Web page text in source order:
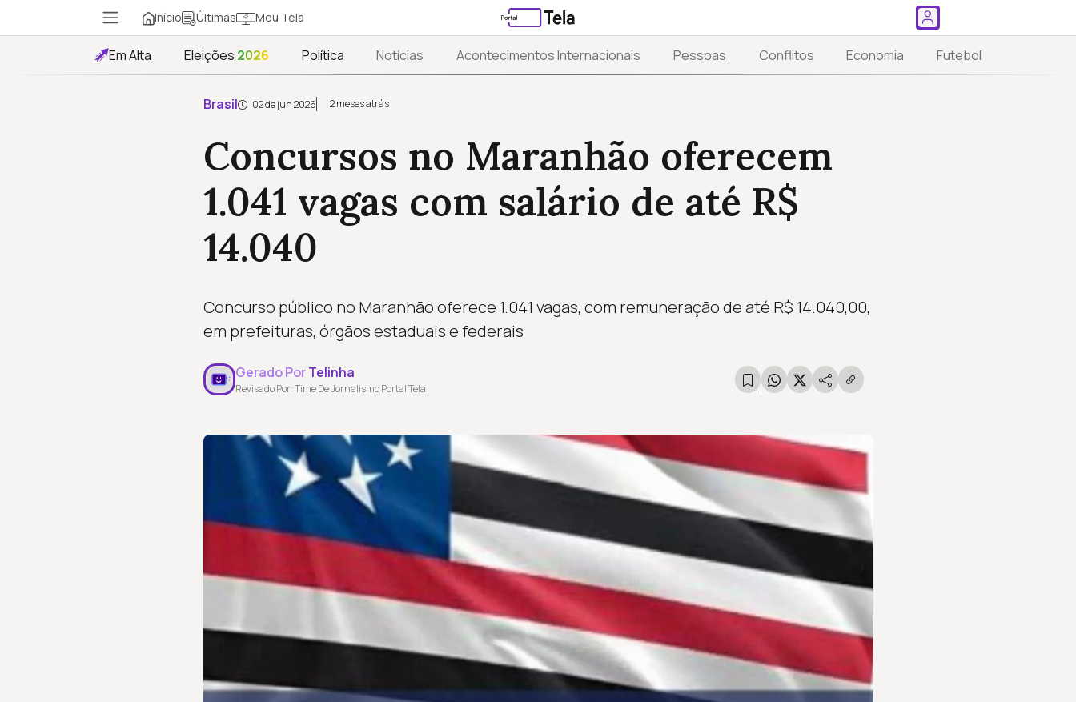
Início Últimas Meu Tela
Em Alta Eleições 2026 Política Notícias Acontecimentos Internacionais Pessoas Conflitos Economia Futebol
Brasil 02 de jun 2026 2 meses atrás
Concursos no Maranhão oferecem
1.041 vagas com salário de até R$
14.040
Concurso público no Maranhão oferece 1.041 vagas, com remuneração de até R$ 14.040,00,
em prefeituras, órgãos estaduais e federais
Gerado PorTelinha
Revisado Por: Time De Jornalismo Portal Tela